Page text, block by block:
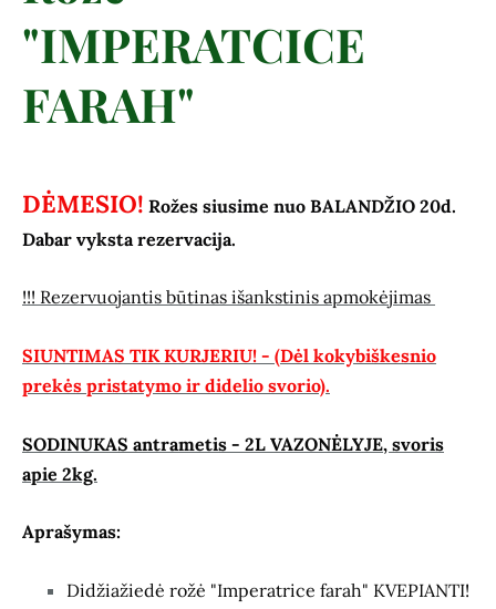
"IMPERATCICE
FARAH"
DĖMESIO! Rožes siusime nuo BALANDŽIO 20d.
Dabar vyksta rezervacija.
!!! Rezervuojantis būtinas išankstinis apmokėjimas
SIUNTIMAS TIK KURJERIU! - (Dėl kokybiškesnio
prekės pristatymo ir didelio svorio).
SODINUKAS antrametis - 2L VAZONĖLYJE, svoris
apie 2kg.
Aprašymas:
Didžiažiedė rožė "Imperatrice farah" KVEPIANTI!